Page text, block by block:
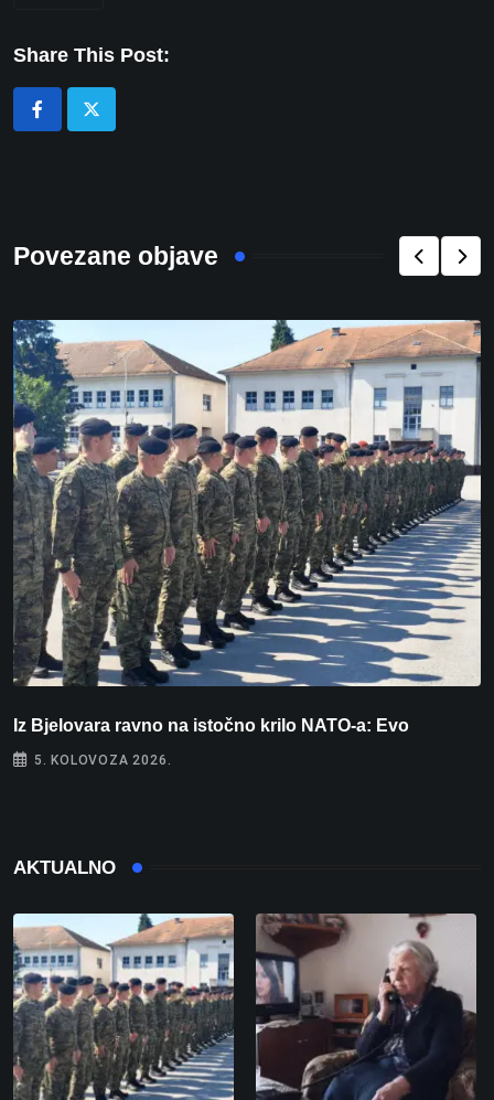
Share This Post:
Povezane objave
Iz Bjelovara ravno na istočno krilo NATO-a: Evo
5. KOLOVOZA 2026.
AKTUALNO